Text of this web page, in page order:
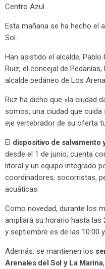
Centro Azul.
Esta mañana se ha hecho el
Sol.
Han asistido el alcalde, Pablo
Ruiz; el concejal de
alcalde pedáneo de Los
Ruz ha dicho que «la ciudad
somos, una ciudad que
eje vertebrador de su oferta
El dispositivo de salvamento
desde el 1 de junio, cuenta
litoral y un equipo integrado
coordinadores, socorristas,
acuáticas.
Como novedad, durante los
ampliará su horario hasta las
y septiembre es de las 10:00
Además, se mantienen los
Arenales del Sol y La Marina